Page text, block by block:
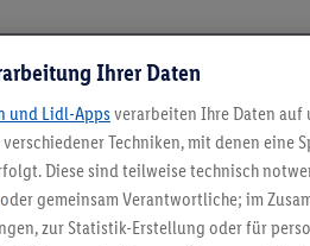
5.95 €
Jetzt zum
Ihrer Daten
und Lidl-Apps verarbeiten Ihre Daten auf
Techniken, mit denen eine
Diese sind teilweise technisch
oder gemeinsam Verantwortliche; im
zur Statistik-Erstellung oder für